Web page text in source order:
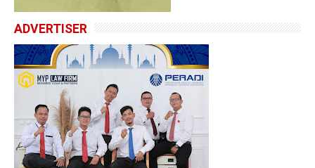
ADVERTISER